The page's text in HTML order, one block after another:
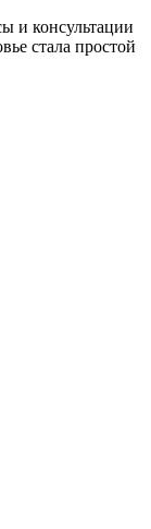
и консультации
стала простой